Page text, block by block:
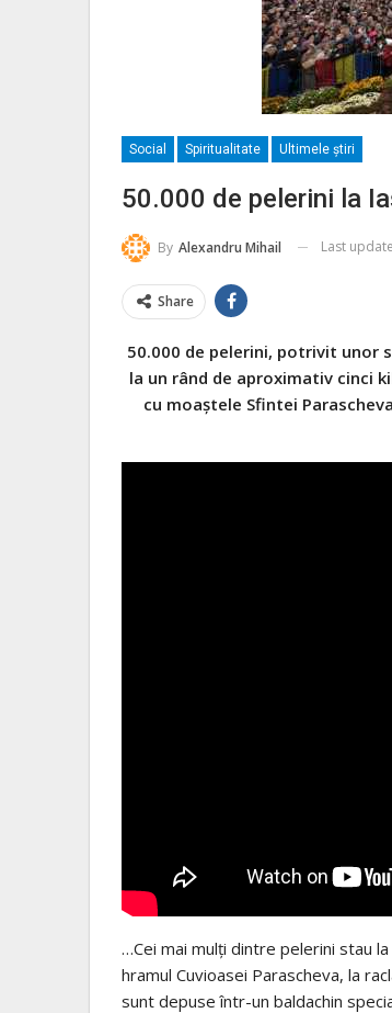
Social Spiritualitate Ultimele ştiri
50.000 de pelerini la
By Alexandru Mihail Last
Share
50.000 de pelerini, potrivit unor
la un rând de aproximativ cinci
cu moaștele Sfintei
…Cei mai mulți dintre pelerini stau
hramul Cuvioasei Parascheva, la
sunt depuse într-un baldachin